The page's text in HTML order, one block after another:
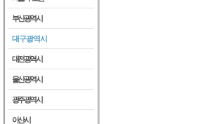
부산광역시
대구광역시
대전광역시
울산광역시
광주광역시
아산시